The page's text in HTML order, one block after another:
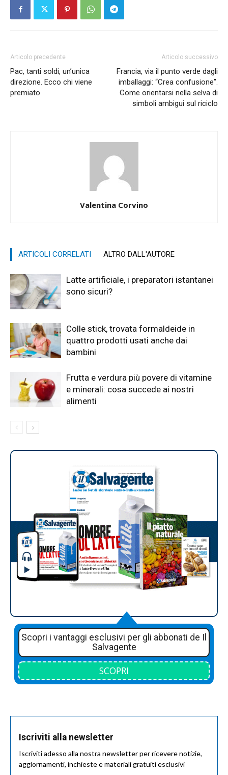
Articolo precedente
Pac, tanti soldi, un’unica
direzione. Ecco chi viene
premiato
Articolo successivo
Francia, via il punto verde dagli
imballaggi: “Crea confusione”.
Come orientarsi nella selva di
simboli ambigui sul riciclo
Valentina Corvino
ARTICOLI CORRELATI ALTRO DALL'AUTORE
Latte artificiale, i preparatori istantanei
sono sicuri?
Colle stick, trovata formaldeide in
quattro prodotti usati anche dai
bambini
Frutta e verdura più povere di vitamine
e minerali: cosa succede ai nostri
alimenti
Scopri i vantaggi esclusivi per gli abbonati de Il
Salvagente
SCOPRI
Iscriviti alla newsletter
Iscriviti adesso alla nostra newsletter per ricevere notizie,
aggiornamenti, inchieste e materiali gratuiti esclusivi